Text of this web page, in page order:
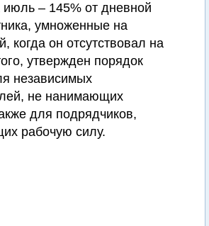
июль – 145% от дневной
умноженные на
когда он отсутствовал на
утвержден порядок
независимых
не нанимающих
для подрядчиков,
рабочую силу.